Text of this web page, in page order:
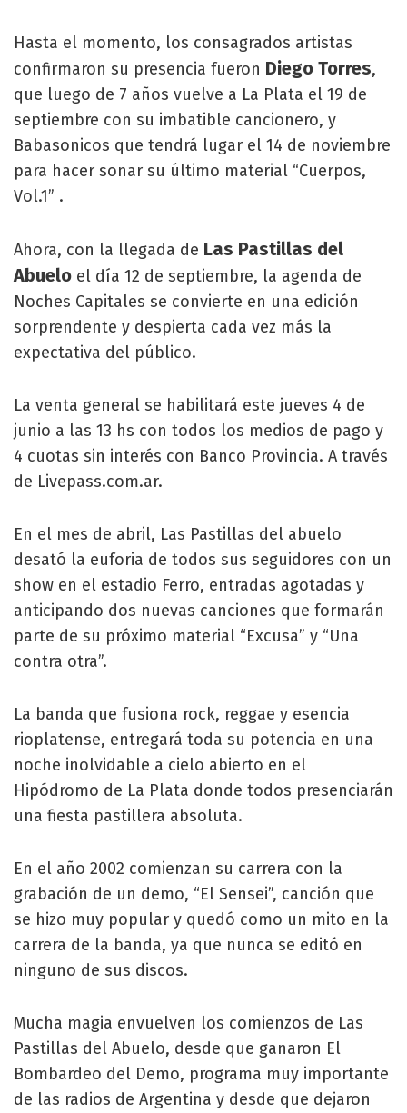
Hasta el momento, los consagrados artistas
confirmaron su presencia fueron Diego Torres,
que luego de 7 años vuelve a La Plata el 19 de
septiembre con su imbatible cancionero, y
Babasonicos que tendrá lugar el 14 de noviembre
para hacer sonar su último material “Cuerpos,
Vol.1” .
Ahora, con la llegada de Las Pastillas del
Abuelo el día 12 de septiembre, la agenda de
Noches Capitales se convierte en una edición
sorprendente y despierta cada vez más la
expectativa del público.
La venta general se habilitará este jueves 4 de
junio a las 13 hs con todos los medios de pago y
4 cuotas sin interés con Banco Provincia. A través
de Livepass.com.ar.
En el mes de abril, Las Pastillas del abuelo
desató la euforia de todos sus seguidores con un
show en el estadio Ferro, entradas agotadas y
anticipando dos nuevas canciones que formarán
parte de su próximo material “Excusa” y “Una
contra otra”.
La banda que fusiona rock, reggae y esencia
rioplatense, entregará toda su potencia en una
noche inolvidable a cielo abierto en el
Hipódromo de La Plata donde todos presenciarán
una fiesta pastillera absoluta.
En el año 2002 comienzan su carrera con la
grabación de un demo, “El Sensei”, canción que
se hizo muy popular y quedó como un mito en la
carrera de la banda, ya que nunca se editó en
ninguno de sus discos.
Mucha magia envuelven los comienzos de Las
Pastillas del Abuelo, desde que ganaron El
Bombardeo del Demo, programa muy importante
de las radios de Argentina y desde que dejaron